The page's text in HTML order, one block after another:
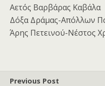
Αετός Βαρβάρας Καβάλα
Δόξα Δράμας-Απόλλων
Άρης Πετεινού-Νέστος
Previous Post